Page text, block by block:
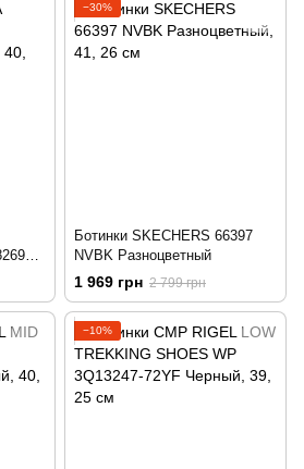
−30%
Ботинки SKECHERS 66397
NVBK Разноцветный
1 969 грн 2 799 грн
−10%